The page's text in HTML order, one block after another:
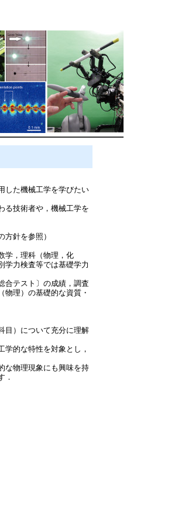
した機械工学を学びたい
る技術者や，機械工学を
針を参照）
，理科（物理，化
学力検査等では基礎学力
テスト〕の成績，調査
理）の基礎的な資質・
目）について充分に理解
的な特性を対象とし，
な物理現象にも興味を持
．